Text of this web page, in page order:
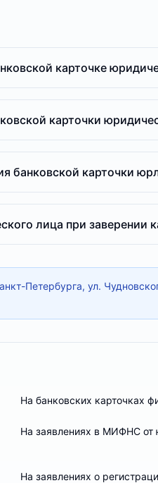
карточке
карточки
банковской карточки
лица при заверении
Петербурга, ул.
На банковских карточках
На заявлениях в МИФНС от
На заявлениях о